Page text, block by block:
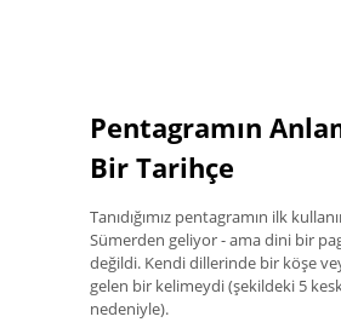
Pentagramın
Bir Tarihçe
Tanıdığımız pentagramın ilk
Sümerden geliyor - ama dini bir
değildi. Kendi dillerinde bir köşe
gelen bir kelimeydi (şekildeki 5
nedeniyle).